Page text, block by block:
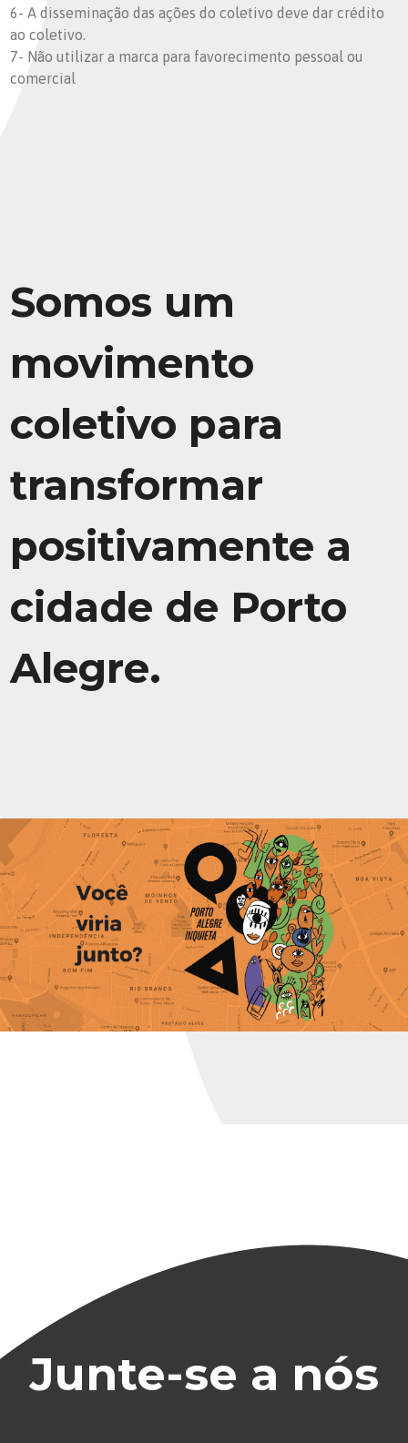
6- A disseminação das ações do coletivo deve dar crédito
ao coletivo.
7- Não utilizar a marca para favorecimento pessoal ou
comercial
Somos um
movimento
coletivo para
transformar
positivamente a
cidade de Porto
Alegre.
Junte-se a nós